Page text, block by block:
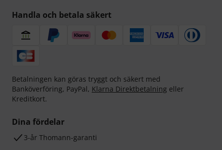
Handla och betala säkert
Betalningen kan göras tryggt och säkert med
Banköverföring, PayPal, Klarna Direktbetalning eller
Kreditkort.
Dina fördelar
3-år Thomann-garanti